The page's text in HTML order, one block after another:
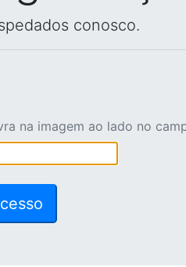
conosco.
na imagem ao lado no